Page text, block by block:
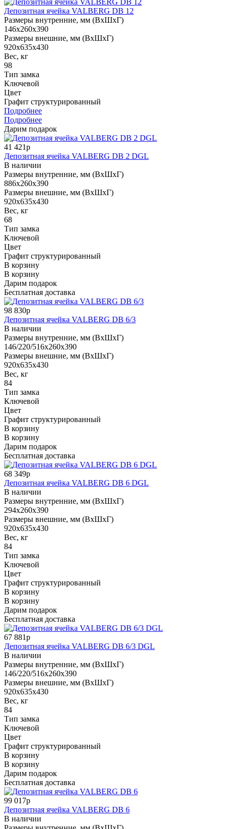
Депозитная ячейка VALBERG DB 12
Размеры внутренние, мм (ВхШхГ)
146x260x390
Размеры внешние, мм (ВхШхГ)
920x635x430
Вес, кг
98
Тип замка
Ключевой
Цвет
Графит структурированный
Подробнее
Подробнее
Дарим подарок
41 421р
Депозитная ячейка VALBERG DB 2 DGL
В наличии
Размеры внутренние, мм (ВхШхГ)
886x260x390
Размеры внешние, мм (ВхШхГ)
920x635x430
Вес, кг
68
Тип замка
Ключевой
Цвет
Графит структурированный
В корзину
В корзину
Дарим подарок
Бесплатная доставка
98 830р
Депозитная ячейка VALBERG DB 6/3
В наличии
Размеры внутренние, мм (ВхШхГ)
146/220/516x260x390
Размеры внешние, мм (ВхШхГ)
920x635x430
Вес, кг
84
Тип замка
Ключевой
Цвет
Графит структурированный
В корзину
В корзину
Дарим подарок
Бесплатная доставка
68 349р
Депозитная ячейка VALBERG DB 6 DGL
В наличии
Размеры внутренние, мм (ВхШхГ)
294x260x390
Размеры внешние, мм (ВхШхГ)
920x635x430
Вес, кг
84
Тип замка
Ключевой
Цвет
Графит структурированный
В корзину
В корзину
Дарим подарок
Бесплатная доставка
67 881р
Депозитная ячейка VALBERG DB 6/3 DGL
В наличии
Размеры внутренние, мм (ВхШхГ)
146/220/516x260x390
Размеры внешние, мм (ВхШхГ)
920x635x430
Вес, кг
84
Тип замка
Ключевой
Цвет
Графит структурированный
В корзину
В корзину
Дарим подарок
Бесплатная доставка
99 017р
Депозитная ячейка VALBERG DB 6
В наличии